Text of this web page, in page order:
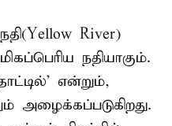
River)
நதியாகும்.
என்றும்,
அழைக்கப்படுகிறது.